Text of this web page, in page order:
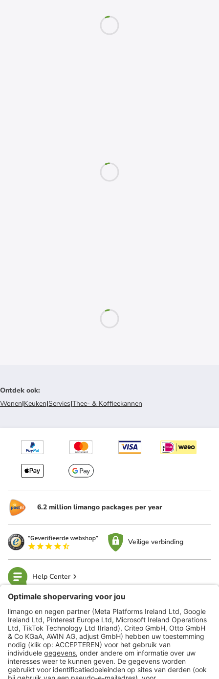
Ontdek ook:
Wonen|Keuken|Servies|Thee- & Koffieekannen
6.2 million limango packages per year
Veilige verbinding
Help Center
limango
Veilig winkelen
Klantenservice
Shop